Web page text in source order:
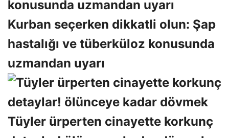
Kurban seçerken dikkatli olun: Şap
hastalığı ve tüberküloz konusunda
uzmandan uyarı
Tüyler ürperten cinayette korkunç